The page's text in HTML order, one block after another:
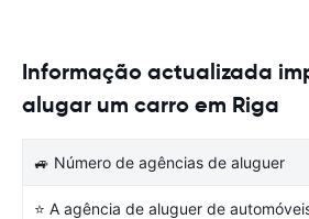
Informação actualizada
alugar um carro em Riga
🚙 Número de agências de aluguer
⭐ A agência de aluguer de